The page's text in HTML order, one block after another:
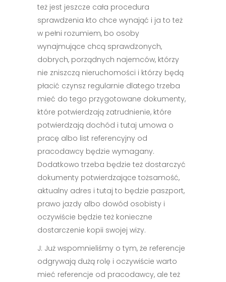
też jest jeszcze cała procedura
sprawdzenia kto chce wynająć i ja to też
w pełni rozumiem, bo osoby
wynajmujące chcą sprawdzonych,
dobrych, porządnych najemców, którzy
nie zniszczą nieruchomości i którzy będą
płacić czynsz regularnie dlatego trzeba
mieć do tego przygotowane dokumenty,
które potwierdzają zatrudnienie, które
potwierdzają dochód i tutaj umowa o
pracę albo list referencyjny od
pracodawcy będzie wymagany.
Dodatkowo trzeba będzie też dostarczyć
dokumenty potwierdzające tożsamość,
aktualny adres i tutaj to będzie paszport,
prawo jazdy albo dowód osobisty i
oczywiście będzie też konieczne
dostarczenie kopii swojej wizy.
J: Już wspomnieliśmy o tym, że referencje
odgrywają dużą rolę i oczywiście warto
mieć referencje od pracodawcy, ale też